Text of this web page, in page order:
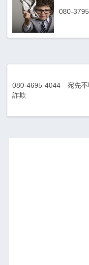
080-
080-4695-4044 宛先不
詐欺